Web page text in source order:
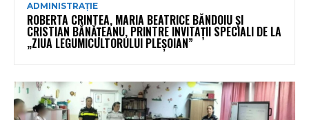
ADMINISTRAȚIE
ROBERTA CRINTEA, MARIA BEATRICE BĂNDOIU ȘI
CRISTIAN BĂNĂȚEANU, PRINTRE INVITAȚII SPECIALI DE LA
„ZIUA LEGUMICULTORULUI PLEȘOIAN”